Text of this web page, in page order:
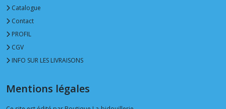
Catalogue
Contact
PROFIL
CGV
INFO SUR LES LIVRAISONS
Mentions légales